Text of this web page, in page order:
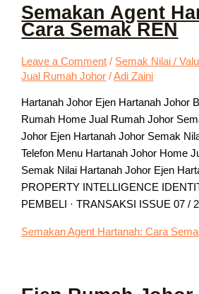
Semakan Agent
Cara Semak REN
Leave a Comment / Semak Nilai /
Jual Rumah Johor /Adi Zaini
Hartanah Johor Ejen Hartanah Johor
Rumah Home Jual Rumah Johor
Johor Ejen Hartanah Johor Semak
Telefon Menu Hartanah Johor Home
Semak Nilai Hartanah Johor Ejen
PROPERTY INTELLIGENCE
PEMBELI · TRANSAKSI ISSUE 07 /
Semakan Agent Hartanah: Cara